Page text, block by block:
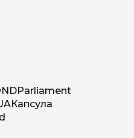
Parliament
Капсула